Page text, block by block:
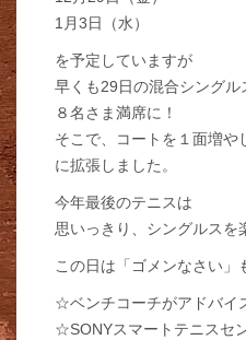
1月3日（水）
を予定していますが
早くも29日の混合シングル
８名さま満席に！
そこで、コートを１面増や
に拡張しました。
今年最後のテニスは
思いっきり、シングルスを
この日は「ゴメンなさい」
☆ベンチコーチがアドバイ
☆SONYスマートテニスセ